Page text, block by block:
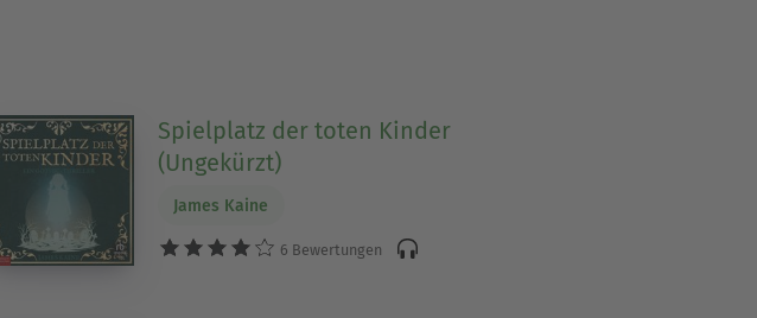
Spielplatz der toten Kinder
(Ungekürzt)
James Kaine
6 Bewertungen